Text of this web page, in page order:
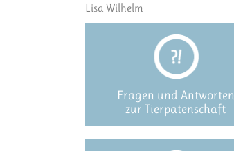
Lisa Wilhelm
Fragen und Antworten
zur Tierpatenschaft